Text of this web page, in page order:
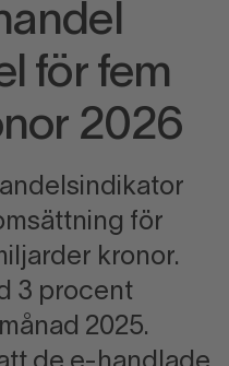
för fem
2026
för
kronor.
3 procent
2025.